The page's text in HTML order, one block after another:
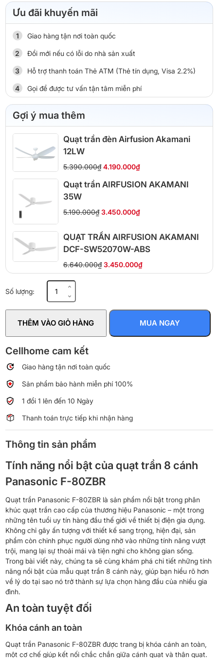
Ưu đãi khuyến mãi
Giao hàng tận nơi toàn quốc
Đổi mới nếu có lỗi do nhà sản xuất
Hỗ trợ thanh toán Thẻ ATM (Thẻ tín dụng, Visa 2.2%)
Gọi để được tư vấn tận tâm miễn phí
Gợi ý mua thêm
Quạt trần đèn Airfusion Akamani
12LW
5.390.000₫ 4.190.000₫
Quạt trần AIRFUSION AKAMANI
35W
5.190.000₫ 3.450.000₫
QUẠT TRẦN AIRFUSION AKAMANI
DCF-SW52070W-ABS
6.640.000₫ 3.450.000₫
Số lượng:
Quạt
trần
Panasonic
F-
số
lượng
THÊM VÀO GIỎ HÀNG MUA NGAY
Cellhome cam kết
Giao hàng tận nơi toàn quốc
Sản phẩm bảo hành miễn phí 100%
1 đổi 1 lên đến 10 Ngày
Thanh toán trực tiếp khi nhận hàng
Thông tin sản phẩm
Tính năng nổi bật của quạt trần 8 cánh
Panasonic F-80ZBR
Quạt trần Panasonic F-80ZBR là sản phẩm nổi bật trong phân
khúc quạt trần cao cấp của thương hiệu Panasonic – một trong
những tên tuổi uy tín hàng đầu thế giới về thiết bị điện gia dụng.
Không chỉ gây ấn tượng với thiết kế sang trọng, hiện đại, sản
phẩm còn chinh phục người dùng nhờ vào những tính năng vượt
trội, mang lại sự thoải mái và tiện nghi cho không gian sống.
Trong bài viết này, chúng ta sẽ cùng khám phá chi tiết những tính
năng nổi bật của mẫu quạt trần 8 cánh này, giúp bạn hiểu rõ hơn
về lý do tại sao nó trở thành sự lựa chọn hàng đầu của nhiều gia
đình.
An toàn tuyệt đối
Khóa cánh an toàn
Quạt trần Panasonic F-80ZBR được trang bị khóa cánh an toàn,
một cơ chế giúp kết nối chắc chắn giữa cánh quạt và thân quạt.